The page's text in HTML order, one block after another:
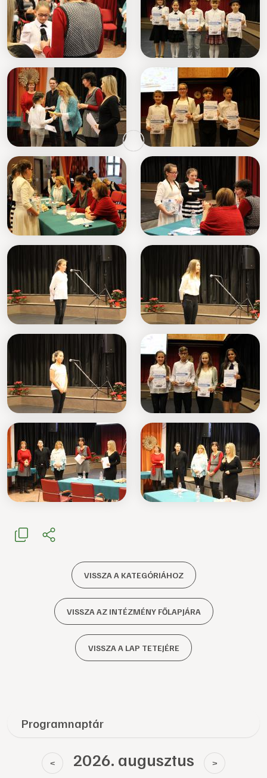
VISSZA A KATEGÓRIÁHOZ
VISSZA AZ INTÉZMÉNY FŐLAPJÁRA
VISSZA A LAP TETEJÉRE
Programnaptár
< 2026. augusztus >